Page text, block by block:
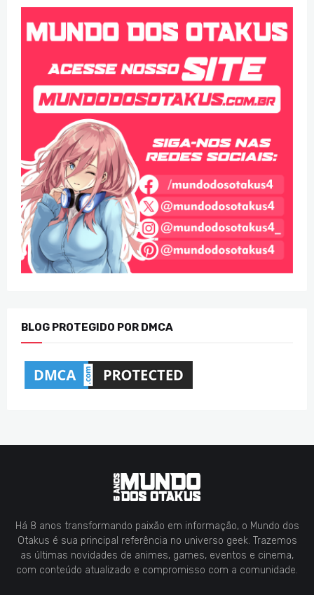
BLOG PROTEGIDO POR DMCA
Há 8 anos transformando paixão em informação, o Mundo dos
Otakus é sua principal referência no universo geek. Trazemos
as últimas novidades de animes, games, eventos e cinema,
com conteúdo atualizado e compromisso com a comunidade.